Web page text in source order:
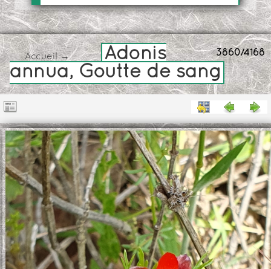
3860/4168
Accueil→
Adonis
annua, Goutte de sang